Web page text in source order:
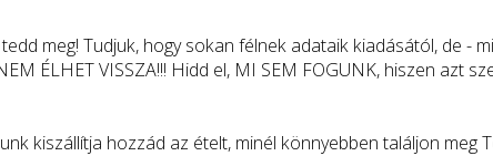
meg! Tudjuk, hogy sokan félnek adataik kiadásától, de -
ÉLHET VISSZA!!! Hidd el, MI SEM FOGUNK, hiszen azt
kiszállítja hozzád az ételt, minél könnyebben találjon meg